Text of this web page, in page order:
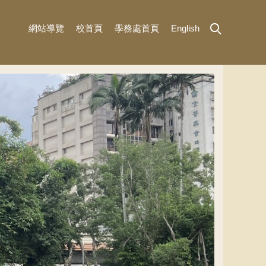
網站導覽 校首頁 學務處首頁 English